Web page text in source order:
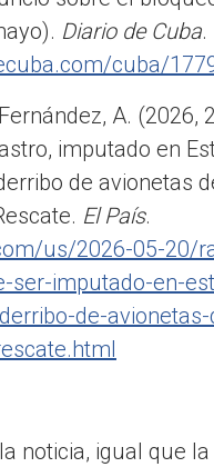
Diario de Cuba.
cuba/
A. (2026,
imputado en
de avionetas
El País.
us/2026-05-20/
ser-imputado-en-
de-avionetas-
noticia, igual que la